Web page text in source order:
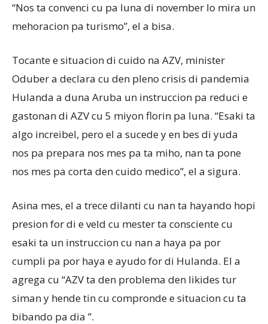
“Nos ta convenci cu pa luna di november lo mira un
mehoracion pa turismo”, el a bisa.
Tocante e situacion di cuido na AZV, minister
Oduber a declara cu den pleno crisis di pandemia
Hulanda a duna Aruba un instruccion pa reduci e
gastonan di AZV cu 5 miyon florin pa luna. “Esaki ta
algo increibel, pero el a sucede y en bes di yuda
nos pa prepara nos mes pa ta miho, nan ta pone
nos mes pa corta den cuido medico”, el a sigura.
Asina mes, el a trece dilanti cu nan ta hayando hopi
presion for di e veld cu mester ta consciente cu
esaki ta un instruccion cu nan a haya pa por
cumpli pa por haya e ayudo for di Hulanda. El a
agrega cu “AZV ta den problema den likides tur
siman y hende tin cu compronde e situacion cu ta
bibando pa dia ”.